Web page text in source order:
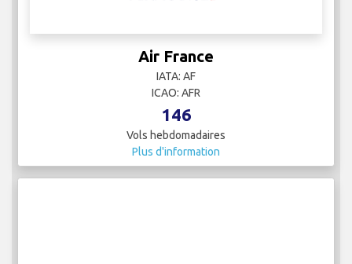
Air France
IATA: AF
ICAO: AFR
146
Vols hebdomadaires
Plus d'information